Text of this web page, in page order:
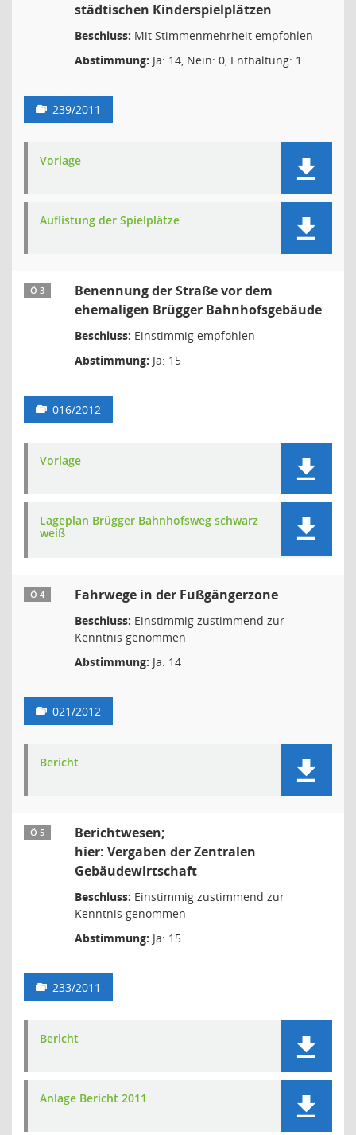
städtischen Kinderspielplätzen
Beschluss: Mit Stimmenmehrheit empfohlen
Abstimmung: Ja: 14, Nein: 0, Enthaltung: 1
239/2011
Vorlage
Auflistung der Spielplätze
Ö 3
Benennung der Straße vor dem
ehemaligen Brügger Bahnhofsgebäude
Beschluss: Einstimmig empfohlen
Abstimmung: Ja: 15
016/2012
Vorlage
Lageplan Brügger Bahnhofsweg schwarz
weiß
Ö 4 Fahrwege in der Fußgängerzone
Beschluss: Einstimmig zustimmend zur
Kenntnis genommen
Abstimmung: Ja: 14
021/2012
Bericht
Ö 5
Berichtwesen;
hier: Vergaben der Zentralen
Gebäudewirtschaft
Beschluss: Einstimmig zustimmend zur
Kenntnis genommen
Abstimmung: Ja: 15
233/2011
Bericht
Anlage Bericht 2011